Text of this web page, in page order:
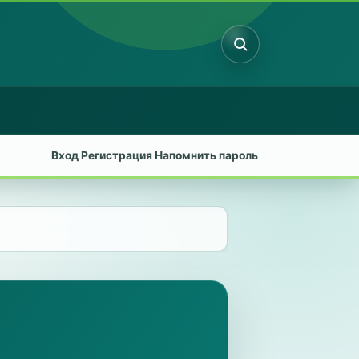
Поиск
Вход Регистрация Напомнить пароль